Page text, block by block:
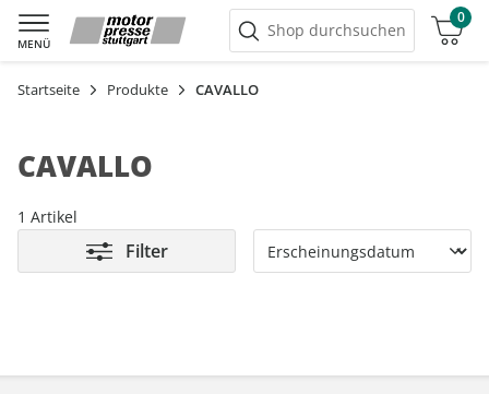
MENÜ
Shop durchsuchen
0
Warenkorb
Startseite Produkte CAVALLO
CAVALLO
1 Artikel
Filter